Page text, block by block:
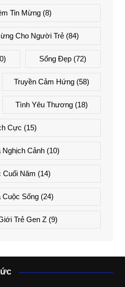
Tin Mừng (8)
Cho Người Trẻ (84)
Sống Đẹp (72)
Truyền Cảm Hứng(58)
Tình Yêu Thương(18)
Cực (15)
Cảnh (10)
Cuối Năm (14)
Cuộc Sống(24)
Trẻ Gen Z(9)